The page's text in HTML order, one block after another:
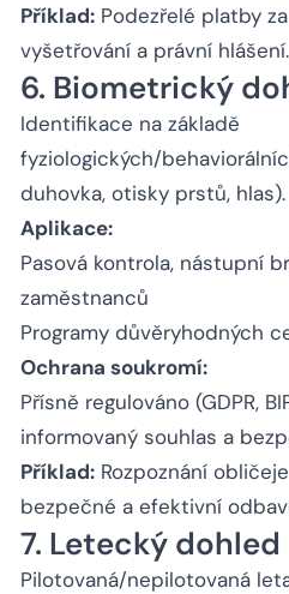
Příklad: Podezřelé platby
vyšetřování a právní hlášení.
6. Biometrický
Identifikace na základě
fyziologických/
duhovka, otisky prstů, hlas).
Aplikace:
Pasová kontrola, nástupní
zaměstnanců
Programy důvěryhodných
Ochrana soukromí:
Přísně regulováno (GDPR,
informovaný souhlas a
Příklad: Rozpoznání
bezpečné a efektivní
7. Letecký dohled
Pilotovaná/nepilotovaná